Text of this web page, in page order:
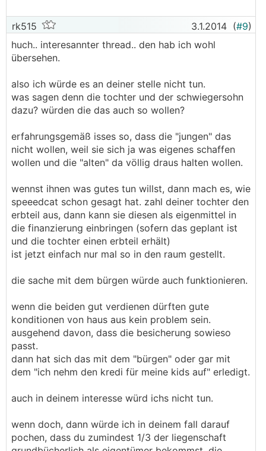
rk515 3.1.2014 (#9)
huch.. interesannter thread.. den hab ich wohl
übersehen.
also ich würde es an deiner stelle nicht tun.
was sagen denn die tochter und der schwiegersohn
dazu? würden die das auch so wollen?
erfahrungsgemäß isses so, dass die "jungen" das
nicht wollen, weil sie sich ja was eigenes schaffen
wollen und die "alten" da völlig draus halten wollen.
wennst ihnen was gutes tun willst, dann mach es, wie
speeedcat schon gesagt hat. zahl deiner tochter den
erbteil aus, dann kann sie diesen als eigenmittel in
die finanzierung einbringen (sofern das geplant ist
und die tochter einen erbteil erhält)
ist jetzt einfach nur mal so in den raum gestellt.
die sache mit dem bürgen würde auch funktionieren.
wenn die beiden gut verdienen dürften gute
konditionen von haus aus kein problem sein.
ausgehend davon, dass die besicherung sowieso
passt.
dann hat sich das mit dem "bürgen" oder gar mit
dem "ich nehm den kredi für meine kids auf" erledigt.
auch in deinem interesse würd ichs nicht tun.
wenn doch, dann würde ich in deinem fall darauf
pochen, dass du zumindest 1/3 der liegenschaft